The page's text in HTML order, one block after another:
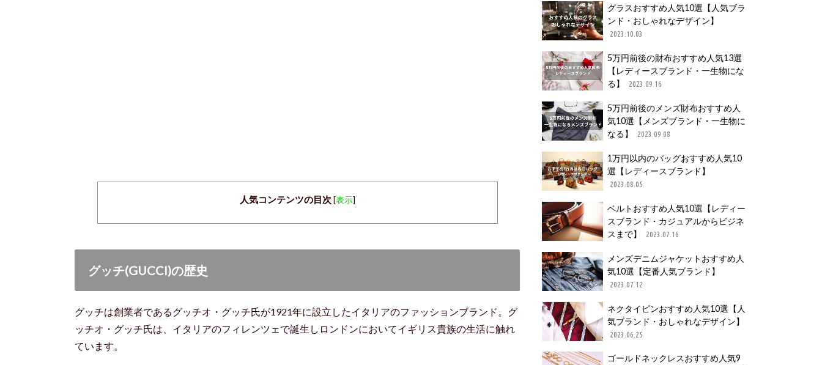
人気コンテンツの目次 [表示]
グッチ(GUCCI)の歴史
グッチは創業者であるグッチオ・グッチ氏が1921年に設立したイタリアのファッションブランド。グ
ッチオ・グッチ氏は、イタリアのフィレンツェで誕生しロンドンにおいてイギリス貴族の生活に触れ
ています。
グラスおすすめ人気10選【人気ブラ
ンド・おしゃれなデザイン】
2023.10.03
5万円前後の財布おすすめ人気13選
【レディースブランド・一生物にな
る】
2023.09.16
5万円前後のメンズ財布おすすめ人
気10選【メンズブランド・一生物に
なる】
2023.09.08
1万円以内のバッグおすすめ人気10
選【レディースブランド】
2023.08.05
ベルトおすすめ人気10選【レディー
スブランド・カジュアルからビジネ
スまで】
2023.07.16
メンズデニムジャケットおすすめ人
気10選【定番人気ブランド】
2023.07.12
ネクタイピンおすすめ人気10選【人
気ブランド・おしゃれなデザイン】
2023.06.25
ゴールドネックレスおすすめ人気9